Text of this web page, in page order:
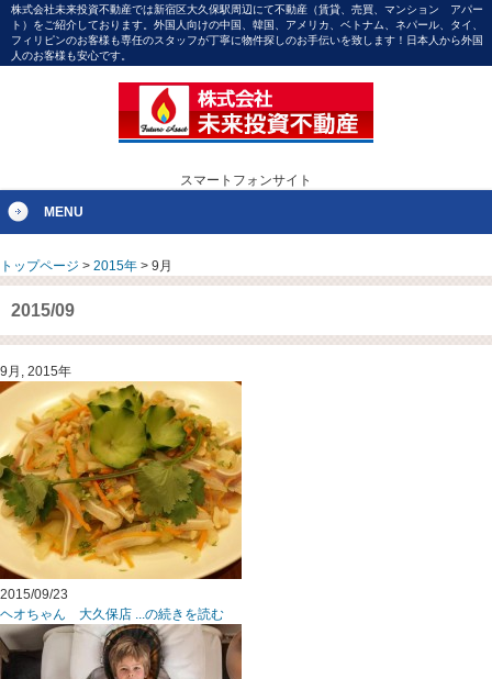
株式会社未来投資不動産では新宿区大久保駅周辺にて不動産（賃貸、売買、マンション アパー
ト）をご紹介しております。外国人向けの中国、韓国、アメリカ、ベトナム、ネパール、タイ、
フィリピンのお客様も専任のスタッフが丁寧に物件探しのお手伝いを致します！日本人から外国
人のお客様も安心です。
スマートフォンサイト
MENU
トップページ > 2015年 > 9月
2015/09
9月, 2015年
2015/09/23
ヘオちゃん 大久保店 ...の続きを読む